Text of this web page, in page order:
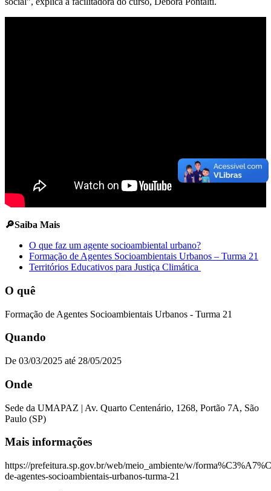
🔎Saiba Mais
O que faz um agente socioambiental urbano?
Formação de Agentes Socioambientais Urbanos – Turma 21
Territórios Educativos para Justiça Climática
O quê
Formação de Agentes Socioambientais Urbanos - Turma 21
Quando
De 03/03/2025 até 28/05/2025
Onde
Sede da UMAPAZ | Av. Quarto Centenário, 1268, Portão 7A, São
Paulo (SP)
Mais informações
https://prefeitura.sp.gov.br/web/meio_ambiente/w/
de-agentes-socioambientais-urbanos-turma-21